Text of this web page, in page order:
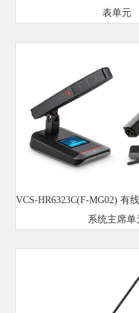
表单元
VCS-HR6323C(F-MG02) 有
系统主席单